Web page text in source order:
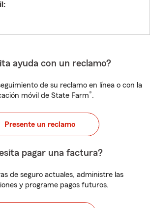
ayuda con un reclamo?
de su reclamo en línea o con la
móvil de State Farm®.
Presente un reclamo
pagar una factura?
de seguro actuales, administre las
y programe pagos futuros.